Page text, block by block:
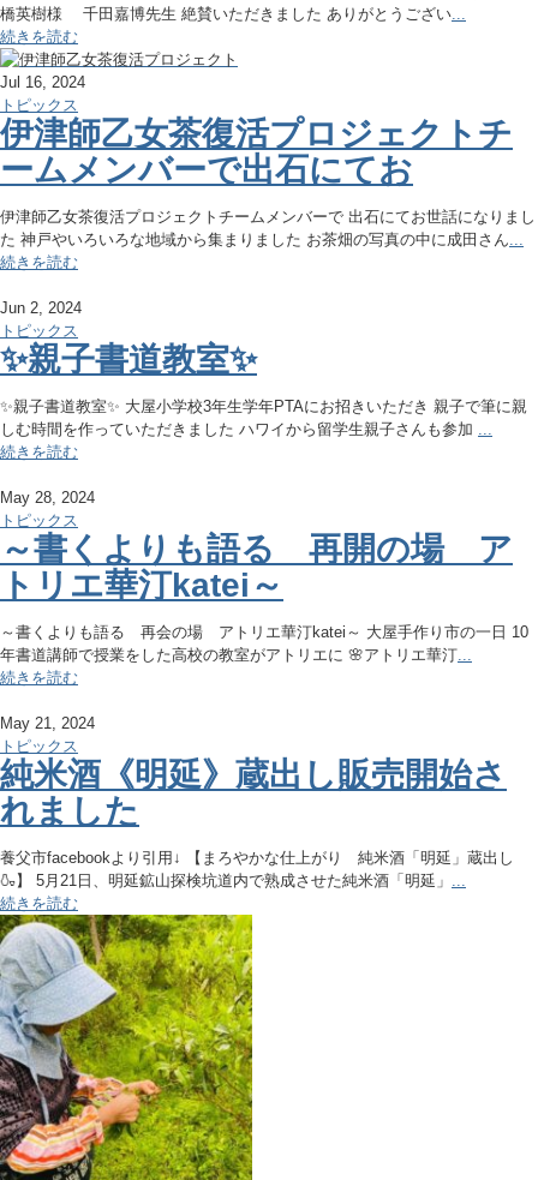
橋英樹様 千田嘉博先生 絶賛いただきました ありがとうござい...
続きを読む
Jul 16, 2024
トピックス
伊津師乙女茶復活プロジェクトチ
ームメンバーで出石にてお
伊津師乙女茶復活プロジェクトチームメンバーで 出石にてお世話になりまし
た 神戸やいろいろな地域から集まりました お茶畑の写真の中に成田さん...
続きを読む
Jun 2, 2024
トピックス
✨親子書道教室✨
✨親子書道教室✨ 大屋小学校3年生学年PTAにお招きいただき 親子で筆に親
しむ時間を作っていただきました ハワイから留学生親子さんも参加 ...
続きを読む
May 28, 2024
トピックス
～書くよりも語る 再開の場 ア
トリエ華汀katei～
～書くよりも語る 再会の場 アトリエ華汀katei～ 大屋手作り市の一日 10
年書道講師で授業をした高校の教室がアトリエに 🌸アトリエ華汀...
続きを読む
May 21, 2024
トピックス
純米酒《明延》蔵出し販売開始さ
れました
養父市facebookより引用↓ 【まろやかな仕上がり 純米酒「明延」蔵出し
🍶】 5月21日、明延鉱山探検坑道内で熟成させた純米酒「明延」 ...
続きを読む